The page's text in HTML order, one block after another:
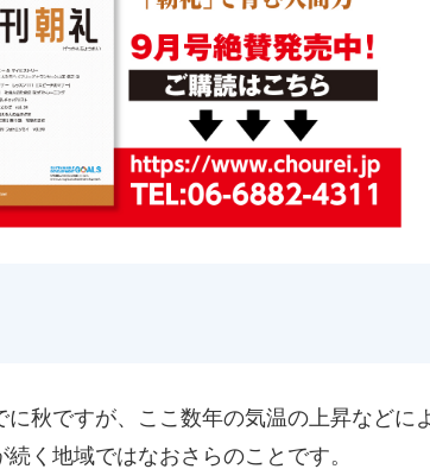
秋ですが、ここ数年の気温の上昇などに
く地域ではなおさらのことです。